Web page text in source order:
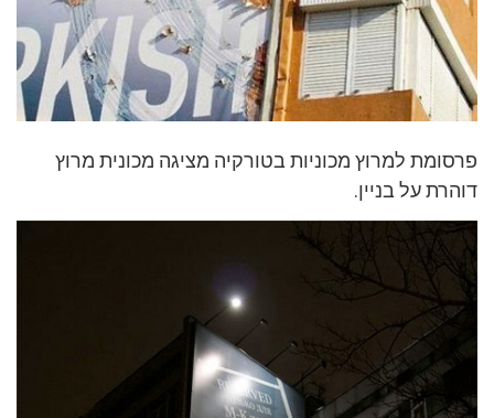
פרסומת למרוץ מכוניות בטורקיה מציגה מכונית מרוץ
דוהרת על בניין.